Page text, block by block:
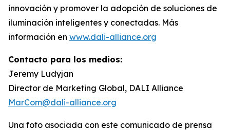
innovación y promover la adopción de soluciones de
iluminación inteligentes y conectadas. Más
información en www.dali-alliance.org
Contacto para los medios:
Jeremy Ludyjan
Director de Marketing Global, DALI Alliance
MarCom@dali-alliance.org
Una foto asociada con este comunicado de prensa